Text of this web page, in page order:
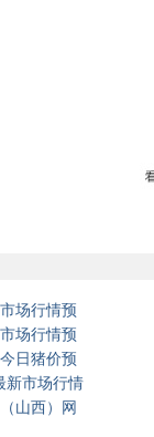
场行情预
场行情预
日猪价预
新市场行情
山西）网